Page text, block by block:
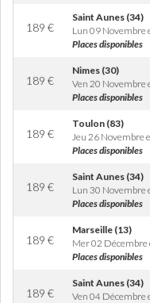
189 €
Saint Aunes (34)
Lun 09 Novembre
Places disponibles
189 €
Nimes (30)
Ven 20 Novembre
Places disponibles
189 €
Toulon (83)
Jeu 26 Novembre
Places disponibles
189 €
Saint Aunes (34)
Lun 30 Novembre
Places disponibles
189 €
Marseille (13)
Mer 02 Décembre
Places disponibles
189 €
Saint Aunes (34)
Ven 04 Décembre